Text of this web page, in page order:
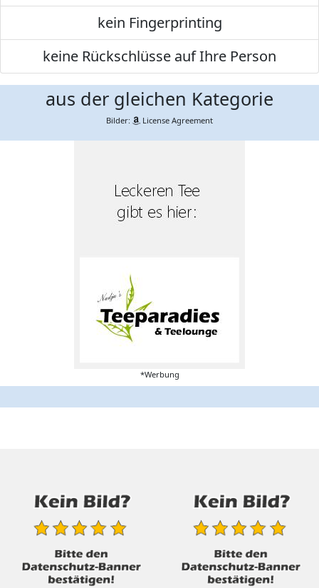
kein Fingerprinting
keine Rückschlüsse auf Ihre Person
aus der gleichen Kategorie
Bilder: License Agreement
*Werbung